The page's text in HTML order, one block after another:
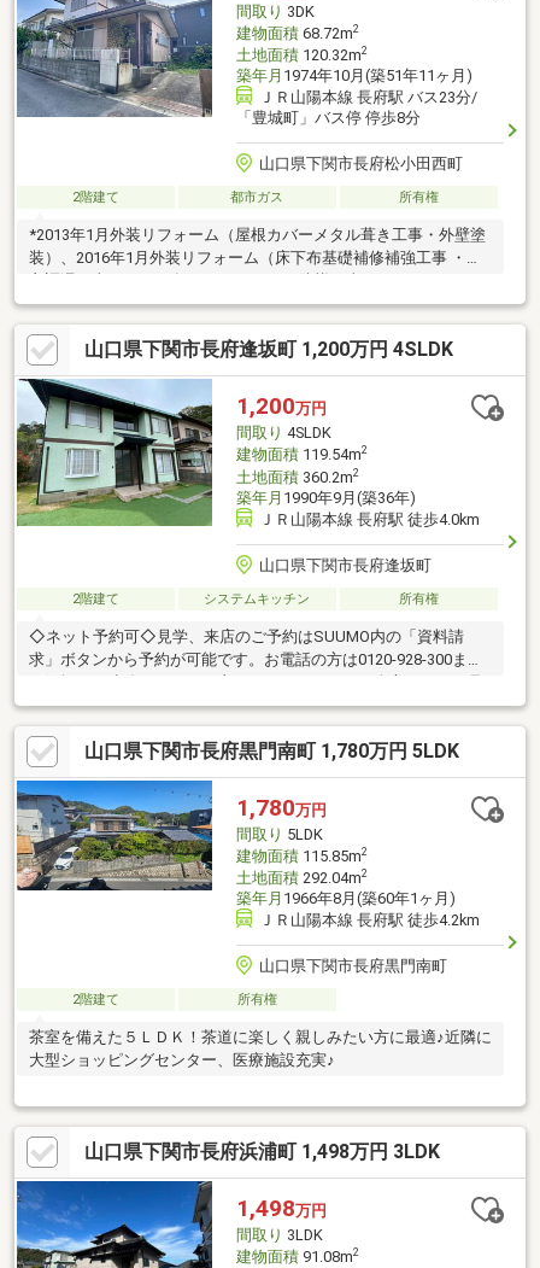
間取り 3DK
建物面積68.72m2
土地面積120.32m2
築年月 1974年10月(築51年11ヶ月)
ＪＲ山陽本線 長府駅 バス23分/
「豊城町」バス停 停歩8分
山口県下関市長府松小田西町
2階建て 都市ガス 所有権
*2013年1月外装リフォーム（屋根カバーメタル葺き工事・外壁塗
装）、2016年1月外装リフォーム（床下布基礎補修補強工事 ・改
山口県下関市長府逢坂町 1,200万円 4SLDK
1,200万円
間取り 4SLDK
建物面積119.54m2
土地面積360.2m2
築年月 1990年9月(築36年)
ＪＲ山陽本線 長府駅 徒歩4.0km
山口県下関市長府逢坂町
2階建て システムキッチン 所有権
◇ネット予約可◇見学、来店のご予約はSUUMO内の「資料請
求」ボタンから予約が可能です。お電話の方は0120-928-300まで
学・ご相談も承っております。◇現地見学の見どころ◇・収納の
位置や陽当たりを現地でお確かめください・スマートフォンやデ
ジカメで物件を撮影いただくことも可能です【どんなことでもご
相談ください！】・家を買うにはどのくらいの期間と費用がかか
るのかしら？・マンションと戸建はどちらがいいの？新築、それ
ともリフォーム済み物件？・他にも借入があるけど、住宅ローン
が組めるか不安だわ… 等々
山口県下関市長府黒門南町 1,780万円 5LDK
1,780万円
間取り 5LDK
建物面積115.85m2
土地面積292.04m2
築年月 1966年8月(築60年1ヶ月)
ＪＲ山陽本線 長府駅 徒歩4.2km
山口県下関市長府黒門南町
2階建て 所有権
茶室を備えた５ＬＤＫ！茶道に楽しく親しみたい方に最適♪近隣に
大型ショッピングセンター、医療施設充実♪
山口県下関市長府浜浦町 1,498万円 3LDK
1,498万円
間取り 3LDK
建物面積91.08m2